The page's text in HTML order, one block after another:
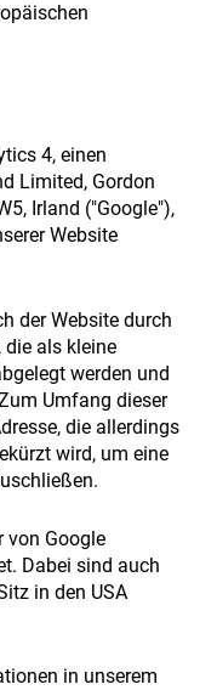
4, einen
Limited, Gordon
Irland ("Google"),
Website
der Website durch
die als kleine
werden und
Umfang dieser
die allerdings
wird, um eine
von Google
Dabei sind auch
in den USA
in unserem